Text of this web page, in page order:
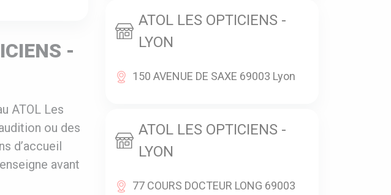
-
ATOL Les
ou des
d’accueil
avant
ATOL LES OPTICIENS -
LYON
150 AVENUE DE SAXE 69003 Lyon
ATOL LES OPTICIENS -
LYON
77 COURS DOCTEUR LONG 69003